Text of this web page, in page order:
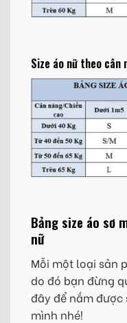
Size áo nữ theo cân
Bảng size áo sơ
nữ
Mỗi một loại sản
do đó bạn đừng
đây để nắm được
mình nhé!